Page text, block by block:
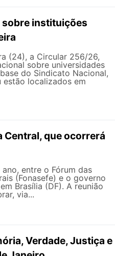
sobre instituições
(24), a Circular 256/26,
sobre universidades
do Sindicato Nacional,
localizados em
Central, que ocorrerá
entre o Fórum das
(Fonasefe) e o governo
Brasília (DF). A reunião
via...
Verdade, Justiça e